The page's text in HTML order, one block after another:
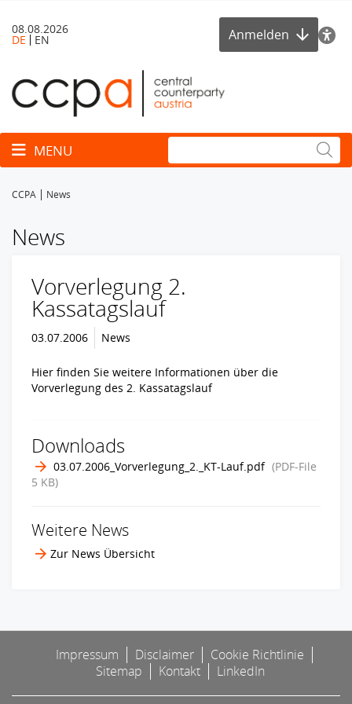
DE EN
08.08.2026 Anmelden
Toggle navigation
MENU
CCPA News
News
Vorverlegung 2.
Kassatagslauf
03.07.2006 News
Hier finden Sie weitere Informationen über die
Vorverlegung des 2. Kassatagslauf
Downloads
03.07.2006_Vorverlegung_2._KT-Lauf.pdf (PDF-File
5 KB)
Weitere News
Zur News Übersicht
Impressum Disclaimer
Cookie Richtlinie
Sitemap
Kontakt LinkedIn